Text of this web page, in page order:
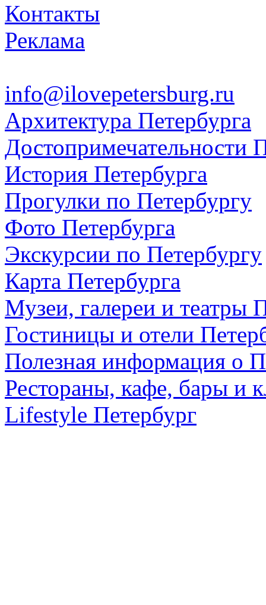
Контакты
Реклама
info@ilovepetersburg.ru
Архитектура Петербурга
Достопримечательности
История Петербурга
Прогулки по Петербургу
Фото Петербурга
Экскурсии по Петербургу
Карта Петербурга
Музеи, галереи и театры
Гостиницы и отели
Полезная информация о
Рестораны, кафе, бары и
Lifestyle Петербург